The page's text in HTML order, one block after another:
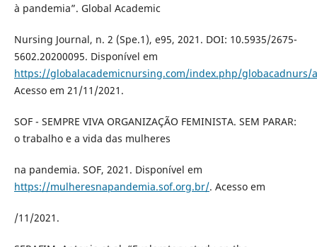
à pandemia”. Global Academic
Nursing Journal, n. 2 (Spe.1), e95, 2021. DOI: 10.5935/2675-
5602.20200095. Disponível em
https://globalacademicnursing.com/index.php/globacadnurs/
Acesso em 21/11/2021.
SOF - SEMPRE VIVA ORGANIZAÇÃO FEMINISTA. SEM PARAR:
o trabalho e a vida das mulheres
na pandemia. SOF, 2021. Disponível em
https://mulheresnapandemia.sof.org.br/. Acesso em
/11/2021.